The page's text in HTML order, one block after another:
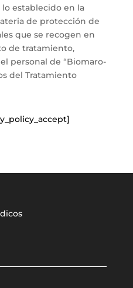
establecido en la
de protección de
que se recogen en
de tratamiento,
personal de “Biomaro-
del Tratamiento